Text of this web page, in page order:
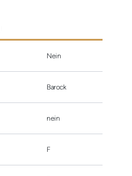
Nein
Barock
nein
F